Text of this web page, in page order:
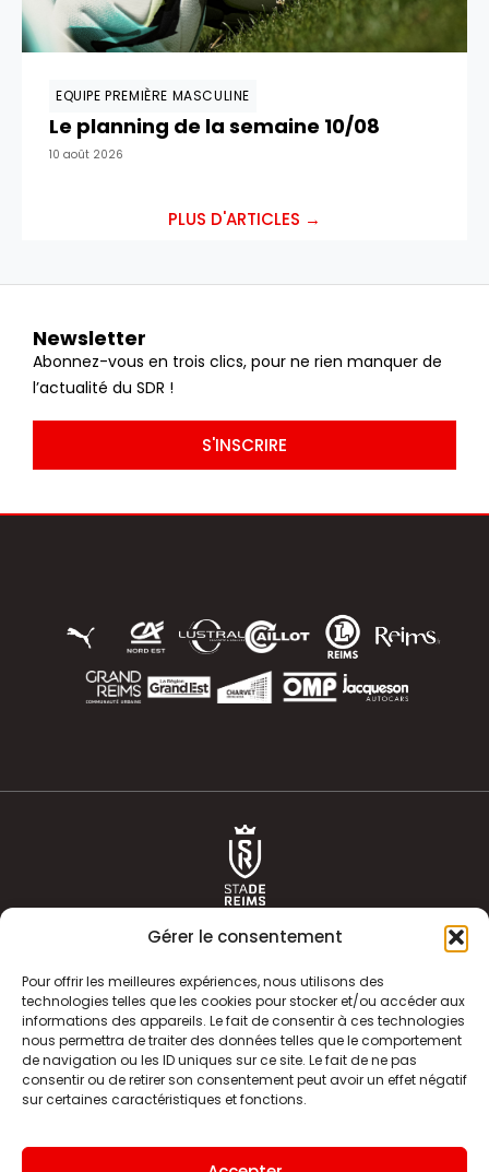
Gérer le consentement
Pour offrir les meilleures expériences, nous utilisons des
technologies telles que les cookies pour stocker et/ou accéder aux
informations des appareils. Le fait de consentir à ces technologies
nous permettra de traiter des données telles que le comportement
de navigation ou les ID uniques sur ce site. Le fait de ne pas
consentir ou de retirer son consentement peut avoir un effet négatif
sur certaines caractéristiques et fonctions.
EQUIPE PREMIÈRE MASCULINE
Le planning de la semaine 10/08
10 août 2026
PLUS D'ARTICLES →
Newsletter
Abonnez-vous en trois clics, pour ne rien manquer de
l’actualité du SDR !
S'INSCRIRE
ACTUALITÉS
CLUB
BOUTIQUE
HISTOIRE
ÉQUIPE PREMIERE
INFOS ET CONTACT